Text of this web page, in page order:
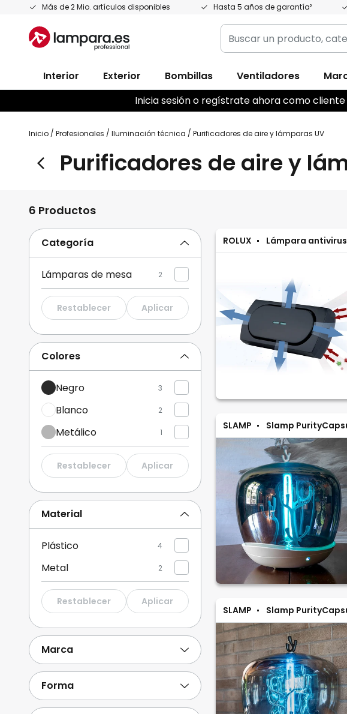
Más de 2 Mio. artículos disponibles Hasta 5 años de garantía²
Ir
contenido
Buscar
un
categoría,
marca...
Interior Exterior Bombillas Ventiladores
Inicia sesión o regístrate ahora como
Inicio Profesionales Iluminación técnica Purificadores de aire y lámparas UV
Purificadores de aire y
ROLUX Lámpara
SLAMP Slamp
SLAMP Slamp
Categoría
Lámparas de mesa 2
Restablecer Aplicar
Colores
Negro 3
Blanco 2
Metálico 1
Restablecer Aplicar
Material
Plástico 4
Metal 2
Restablecer Aplicar
Marca
Forma
6 Productos